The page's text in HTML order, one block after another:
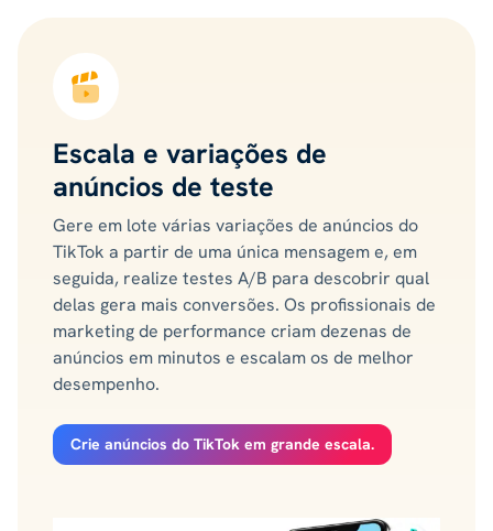
Escala e variações de
anúncios de teste
Gere em lote várias variações de anúncios do
TikTok a partir de uma única mensagem e, em
seguida, realize testes A/B para descobrir qual
delas gera mais conversões. Os profissionais de
marketing de performance criam dezenas de
anúncios em minutos e escalam os de melhor
desempenho.
Crie anúncios do TikTok em grande escala.